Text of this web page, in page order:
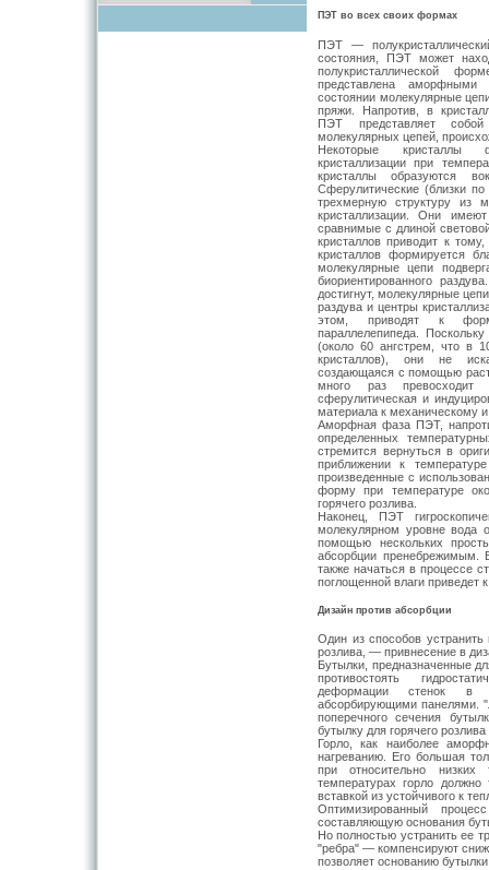
ПЭТ во всех своих формах
ПЭТ —
состояния, ПЭТ может
полукристаллической
представлена
состоянии молекулярные
пряжи. Напротив, в
ПЭТ представляет
молекулярных цепей,
Некоторые кристаллы
кристаллизации при
кристаллы образуются
Сферулитические (близки
трехмерную структуру из
кристаллизации. Они
сравнимые с длиной
кристаллов приводит к
кристаллов формируется
молекулярные цепи
биориентированного
достигнут, молекулярные
раздува и центры
этом, приводят к
параллелепипеда.
(около 60 ангстрем, что в
кристаллов), они не
создающаяся с помощью
много раз
сферулитическая и
материала к механическому
Аморфная фаза ПЭТ,
определенных
стремится вернуться в
приближении к
произведенные с
форму при температуре
горячего розлива.
Наконец, ПЭТ
молекулярном уровне вода
помощью нескольких
абсорбции пренебрежимым.
также начаться в процессе
поглощенной влаги приведет
Дизайн против абсорбции
Один из способов
розлива, — привнесение в
Бутылки, предназначенные
противостоять
деформации стенок в
абсорбирующими панелями.
поперечного сечения
бутылку для горячего
Горло, как наиболее
нагреванию. Его большая
при относительно
температурах горло должно
вставкой из устойчивого к
Оптимизированный
составляющую основания
Но полностью устранить ее
"ребра" — компенсируют
позволяет основанию